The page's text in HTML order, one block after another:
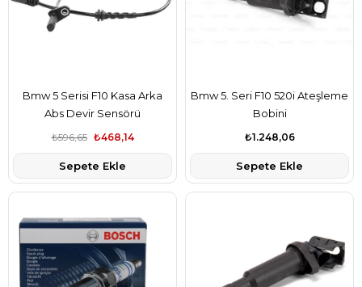
Bmw 5 Serisi F10 Kasa Arka
Abs Devir Sensörü
₺468,14
₺596,65
Sepete Ekle
Bmw 5. Seri F10 520i Ateşleme
Bobini
₺1.248,06
Sepete Ekle